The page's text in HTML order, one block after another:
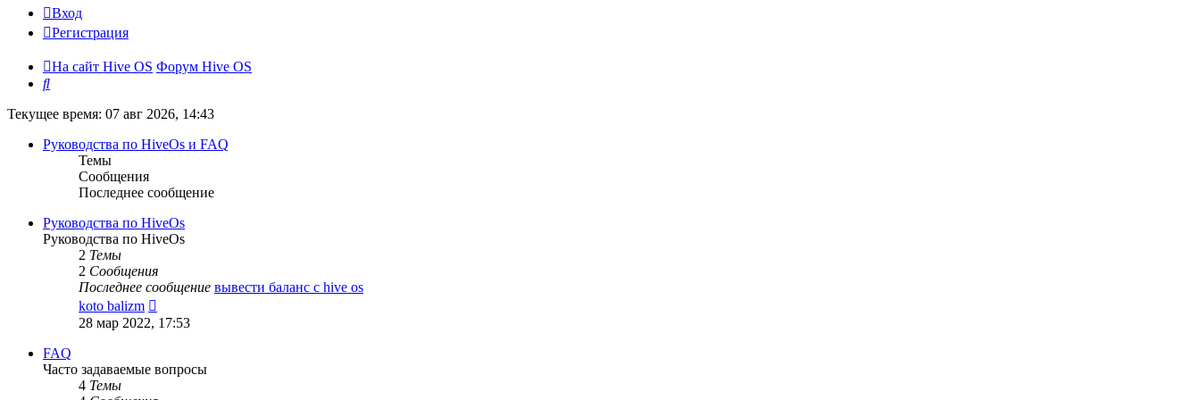
Вход
Регистрация
На сайт Hive OS Форум Hive OS
Поиск
Текущее время: 07 авг 2026, 14:43
Руководства по HiveOs и FAQ
Темы
Сообщения
Последнее сообщение
Руководства по HiveOs
Руководства по HiveOs
2 Темы
2 Сообщения
Последнее сообщение вывести баланс с hive os
koto balizm
к
28 мар 2022, 17:53
FAQ
Часто задаваемые вопросы
4 Темы